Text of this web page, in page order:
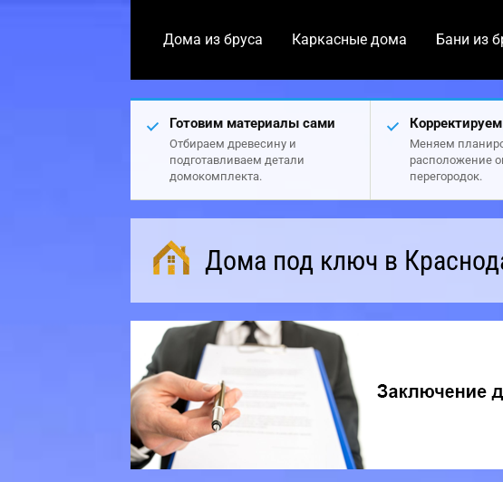
Дома из бруса Каркасные дома Бани из
Готовим материалы сами
Отбираем древесину и
подготавливаем детали
домокомплекта.
Меняем
расположение
перегородок.
Дома под ключ в